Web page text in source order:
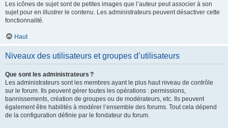
Les icônes de sujet sont de petites images que l’auteur peut associer à son
sujet pour en illustrer le contenu. Les administrateurs peuvent désactiver cette
fonctionnalité.
Haut
Niveaux des utilisateurs et groupes d’utilisateurs
Que sont les administrateurs ?
Les administrateurs sont les membres ayant le plus haut niveau de contrôle
sur le forum. Ils peuvent gérer toutes les opérations : permissions,
bannissements, création de groupes ou de modérateurs, etc. Ils peuvent
également être habilités à modérer l’ensemble des forums. Tout cela dépend
de la configuration définie par le fondateur du forum.